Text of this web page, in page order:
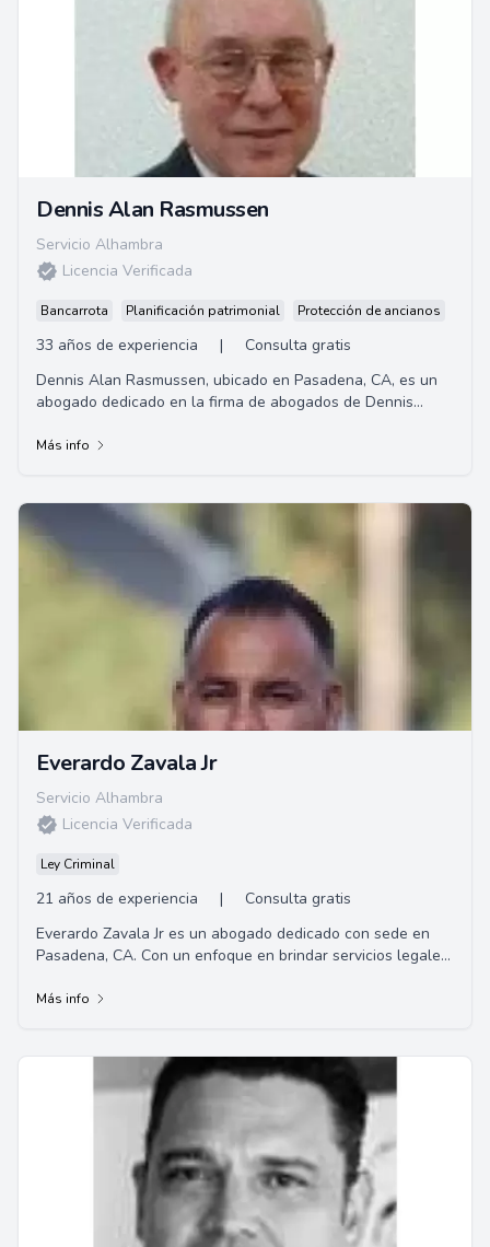
Dennis Alan Rasmussen
Servicio Alhambra
Licencia Verificada
Bancarrota Planificación patrimonial Protección de ancianos
33 años de experiencia |
Consulta gratis
Dennis Alan Rasmussen, ubicado en Pasadena, CA, es un
abogado dedicado en la firma de abogados de Dennis
Más info
Everardo Zavala Jr
Servicio Alhambra
Licencia Verificada
Ley Criminal
21 años de experiencia |
Consulta gratis
Everardo Zavala Jr es un abogado dedicado con sede en
Pasadena, CA. Con un enfoque en brindar servicios legales
Más info